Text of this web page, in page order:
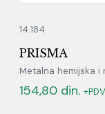
14.184
PRISMA
Metalna hemijska i
154,80 din. +PDV